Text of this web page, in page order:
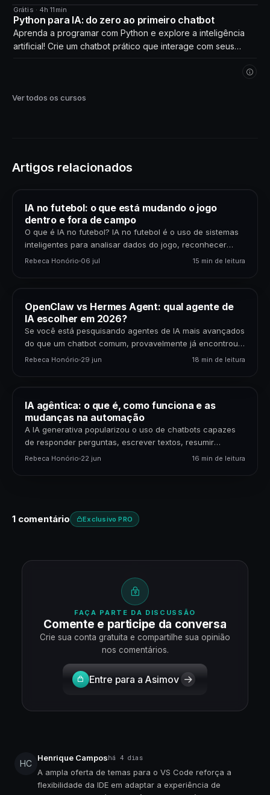
CURSO
Grátis · 4h 11min
Python para IA: do zero ao primeiro chatbot
Aprenda a programar com Python e explore a inteligência
artificial! Crie um chatbot prático que interage com seus
Ver todos os cursos
Artigos relacionados
IA no futebol: o que está mudando o jogo
dentro e fora de campo
O que é IA no futebol? IA no futebol é o uso de sistemas
inteligentes para analisar dados do jogo, reconhecer
padrões, gerar previsões,…
Rebeca Honório 06 jul 15 min de leitura
OpenClaw vs Hermes Agent: qual agente de
IA escolher em 2026?
Se você está pesquisando agentes de IA mais avançados
do que um chatbot comum, provavelmente já encontrou
dois nomes: OpenClaw e Hermes Agent. Os…
Rebeca Honório 29 jun 18 min de leitura
IA agêntica: o que é, como funciona e as
mudanças na automação
A IA generativa popularizou o uso de chatbots capazes
de responder perguntas, escrever textos, resumir
documentos e gerar código. Mas uma nova etapa da…
Rebeca Honório 22 jun 16 min de leitura
1 comentário Exclusivo PRO
FAÇA PARTE DA DISCUSSÃO
Comente e participe da conversa
Crie sua conta gratuita e compartilhe sua opinião
nos comentários.
Entre para a Asimov
HC
Henrique Camposhá 4 dias
A ampla oferta de temas para o VS Code reforça a
flexibilidade da IDE em adaptar a experiência de